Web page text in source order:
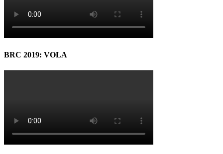
BRC 2019: VOLA